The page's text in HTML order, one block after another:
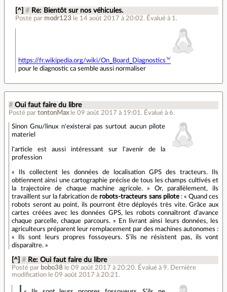
[^] # Re: Bientôt sur nos véhicules.
Posté par modr123 le 14 août 2017 à 20:02. Évalué à 1 .
https://fr.wikipedia.org/wiki/On_Board_Diagnostics
pour le diagnostic ca semble aussi normaliser
# Oui faut faire du libre
Posté par tontonMax le 09 août 2017 à 19:01 . Évalué à 6.
Sinon Gnu/linux n'existerai pas surtout aucun pilote
materiel
l'article est aussi intéressant sur l'avenir de la
profession
« Ils collectent les données de localisation GPS des tracteurs. Ils
obtiennent ainsi une cartographie précise de tous les champs cultivés et
la trajectoire de chaque machine agricole. » Or, parallèlement, ils
travaillent sur la fabrication de robots-tracteurs sans pilote: « Quand ces
robots seront au point, ils pourront être déployés très vite. Grâce aux
cartes créées avec les données GPS, les robots connaîtront d’avance
chaque parcelle, chaque parcours. » En livrant ainsi leurs données, les
agriculteurs préparent leur remplacement par des machines autonomes :
« Ils sont leurs propres fossoyeurs. S’ils ne résistent pas, ils vont
disparaître. »
[^] # Re: Oui faut faire du libre
Posté par bobo38 le 09 août 2017 à 20:20. Évalué à9. Dernière
modification le 09 août 2017 à 20:21.